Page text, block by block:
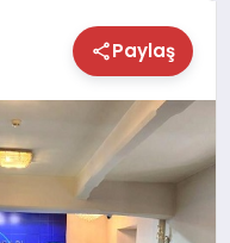
Paylaş